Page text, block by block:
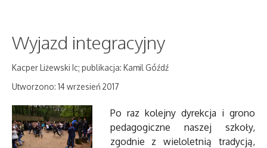
Wyjazd integracyjny
Kacper Liżewski Ic; publikacja: Kamil Góźdź
Utworzono: 14 wrzesień 2017
Po raz kolejny dyrekcja i grono
pedagogiczne naszej szkoły,
zgodnie z wieloletnią tradycją,